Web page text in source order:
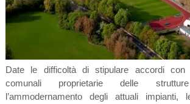
Date le difficoltà di stipulare accordi con
comunali proprietarie delle
l’ammodernamento degli attuali impianti,